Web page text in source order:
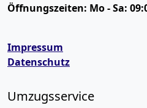
Öffnungszeiten: Mo - Sa:
Impressum
Datenschutz
Umzugsservice